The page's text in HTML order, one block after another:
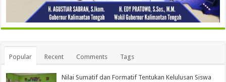
Popular Recent Comments Tags
Nilai Sumatif dan Formatif Tentukan Kelulusan Siswa